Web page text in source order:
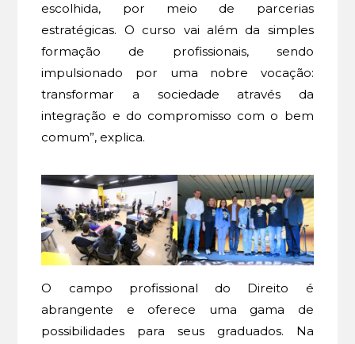
escolhida, por meio de parcerias
estratégicas. O curso vai além da simples
formação de profissionais, sendo
impulsionado por uma nobre vocação:
transformar a sociedade através da
integração e do compromisso com o bem
comum”, explica.
O campo profissional do Direito é
abrangente e oferece uma gama de
possibilidades para seus graduados. Na